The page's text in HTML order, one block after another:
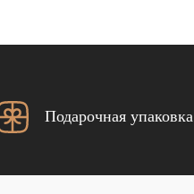
Подарочная упаковка